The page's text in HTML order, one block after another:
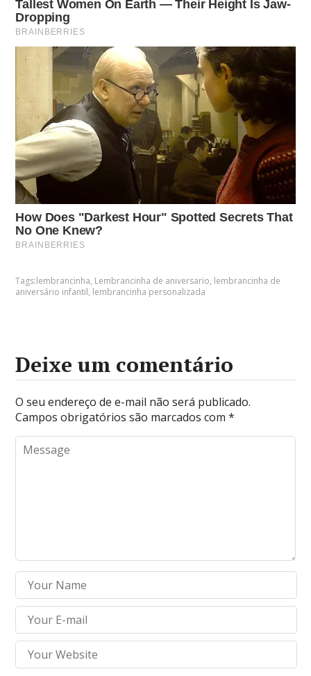
Tags:lembrancinha, Lembrancinha de aniversario, lembrancinha de
aniversário infantil, lembrancinha personalizada
Deixe um comentário
O seu endereço de e-mail não será publicado.
Campos obrigatórios são marcados com*